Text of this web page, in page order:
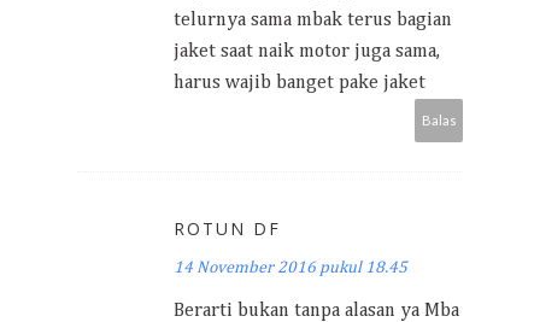
telurnya sama mbak terus bagian
jaket saat naik motor juga sama,
harus wajib banget pake jaket
Balas
ROTUN DF
14 November 2016 pukul 18.45
Berarti bukan tanpa alasan ya Mba